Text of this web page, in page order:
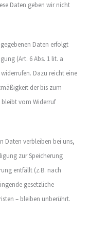
Daten geben wir nicht
Daten erfolgt
(Art. 6 Abs. 1 lit. a
Dazu reicht eine
der bis zum
vom Widerruf
Daten verbleiben bei uns,
zur Speicherung
entfällt (z.B. nach
gesetzliche
– bleiben unberührt.